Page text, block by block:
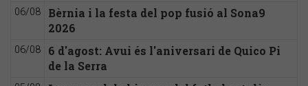
06/08
Bèrnia i la festa del pop fusió al Sona9
2026
06/08
6 d'agost: Avui és l'aniversari de Quico Pi
de la Serra